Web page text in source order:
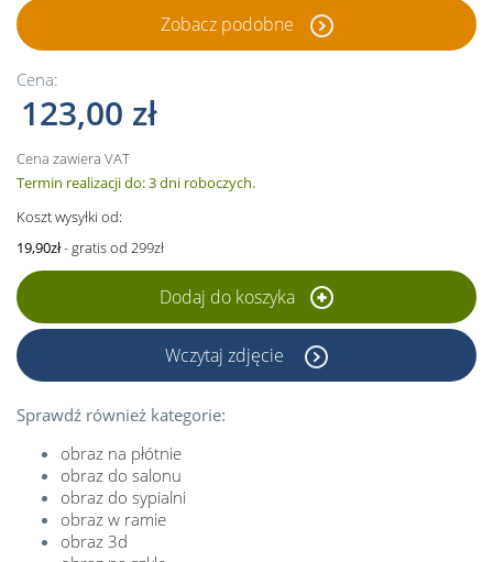
Zobacz podobne
Cena:
123,00 zł
Cena zawiera VAT
Termin realizacji do: 3 dni roboczych.
Koszt wysyłki od:
19,90zł- gratis od 299zł
Dodaj do koszyka
Wczytaj zdjęcie
Sprawdź również kategorie:
obraz na płótnie
obraz do salonu
obraz do sypialni
obraz w ramie
obraz 3d